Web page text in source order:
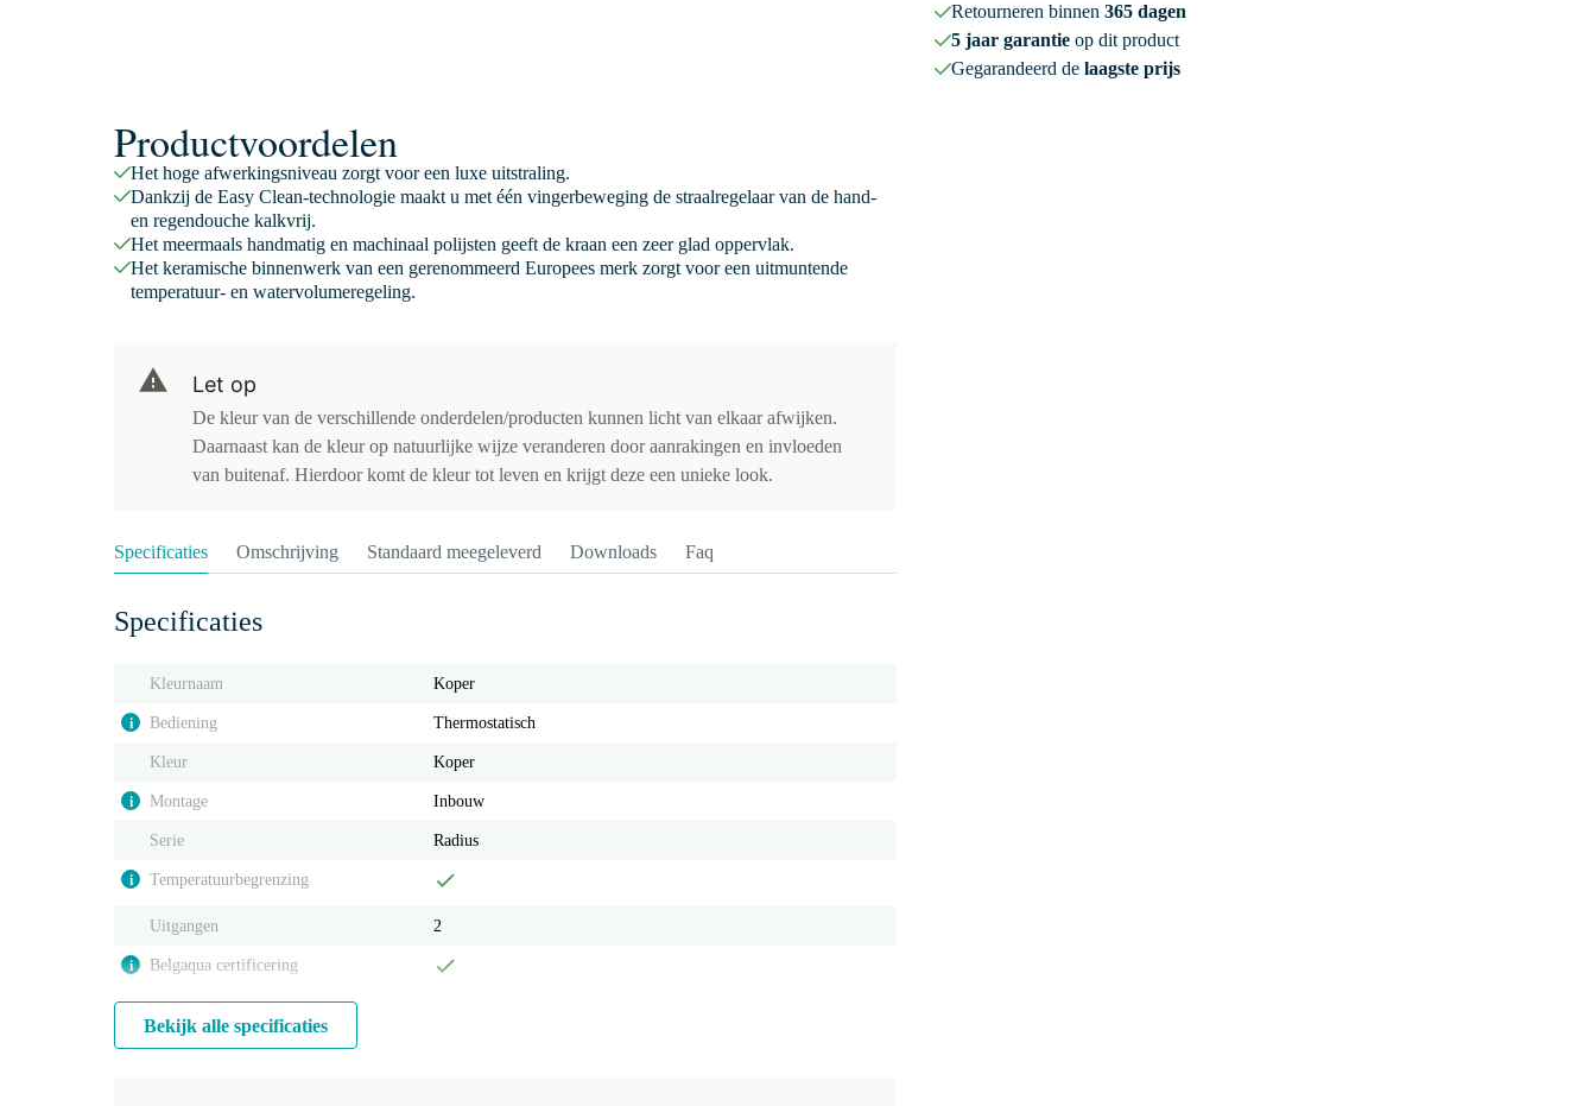
Retourneren binnen 365 dagen
5 jaar garantieop dit product
Gegarandeerd de laagste prijs
Productvoordelen
Het hoge afwerkingsniveau zorgt voor een luxe uitstraling.
Dankzij de Easy Clean-technologie maakt u met één vingerbeweging de straalregelaar van de hand-
en regendouche kalkvrij.
Het meermaals handmatig en machinaal polijsten geeft de kraan een zeer glad oppervlak.
Het keramische binnenwerk van een gerenommeerd Europees merk zorgt voor een uitmuntende
temperatuur- en watervolumeregeling.
Let op
De kleur van de verschillende onderdelen/producten kunnen licht van elkaar afwijken.
Daarnaast kan de kleur op natuurlijke wijze veranderen door aanrakingen en invloeden
van buitenaf. Hierdoor komt de kleur tot leven en krijgt deze een unieke look.
Specificaties Omschrijving Standaard meegeleverd Downloads Faq
Specificaties
Kleurnaam Koper
i Bediening Thermostatisch
Kleur Koper
i Montage Inbouw
Serie Radius
i Temperatuurbegrenzing
Uitgangen 2
i Belgaqua certificering
Bekijk alle specificaties